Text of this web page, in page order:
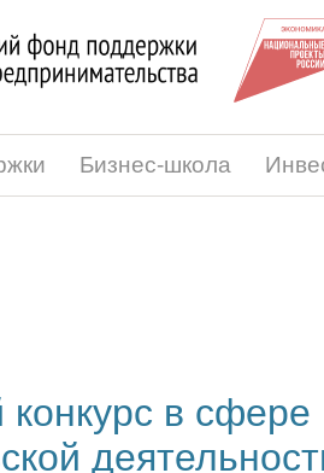
Бизнес-школа
конкурс в сфере